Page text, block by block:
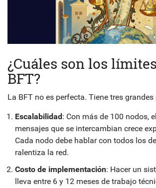
¿Cuáles son los
BFT?
La BFT no es perfecta. Tiene tres
Escalabilidad : Con más de 100 nodos,
mensajes que se intercambian crece
Cada nodo debe hablar con todos los
ralentiza la red.
Costo de implementación: Hacer un
lleva entre 6 y 12 meses de trabajo